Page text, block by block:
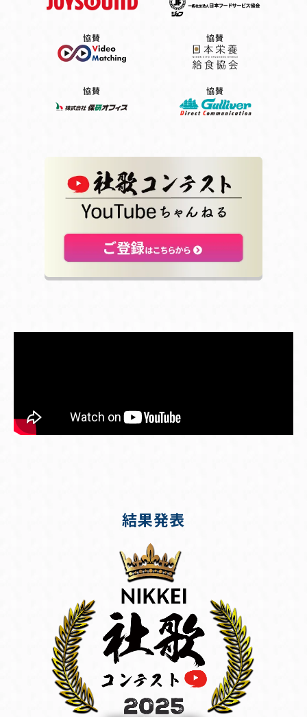
協賛 協賛
協賛 協賛
結果発表